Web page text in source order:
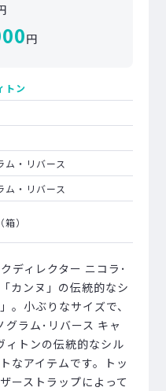
円
トン
ム・リバース
ム・リバース
）
ディレクター ニコラ･
カンヌ」の伝統的なシ
。小ぶりなサイズで、
ラム･リバース キャ
ィトンの伝統的なシル
なアイテムです。トッ
ーストラップによって